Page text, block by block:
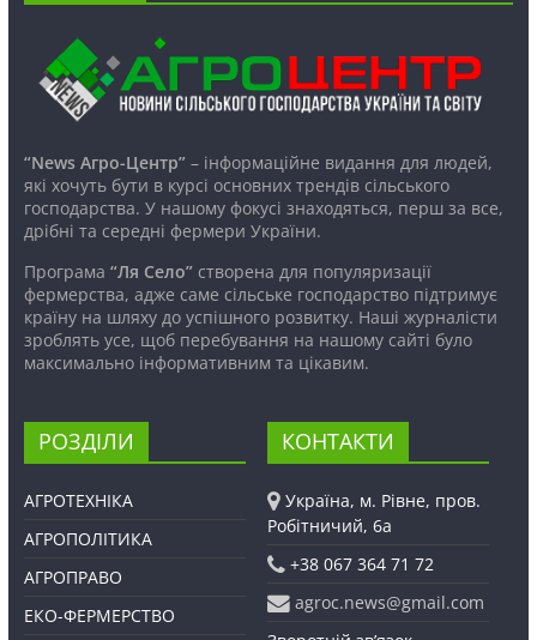
“News Агро-Центр”– інформаційне видання для людей,
які хочуть бути в курсі основних трендів сільського
господарства. У нашому фокусі знаходяться, перш за все,
дрібні та середні фермери України.
Програма “Ля Село”створена для популяризації
фермерства, адже саме сільське господарство підтримує
країну на шляху до успішного розвитку. Наші журналісти
зроблять усе, щоб перебування на нашому сайті було
максимально інформативним та цікавим.
РОЗДІЛИ
АГРОТЕХНІКА
АГРОПОЛІТИКА
АГРОПРАВО
ЕКО-ФЕРМЕРСТВО
КОНТАКТИ
Україна, м. Рівне, пров.
Робітничий, 6а
+38 067 364 71 72
agroc.news@gmail.com